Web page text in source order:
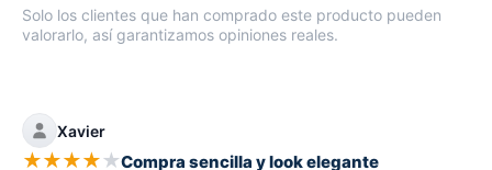
Solo los clientes que han comprado este producto pueden
valorarlo, así garantizamos opiniones reales.
Xavier
★★★★★Compra sencilla y look elegante